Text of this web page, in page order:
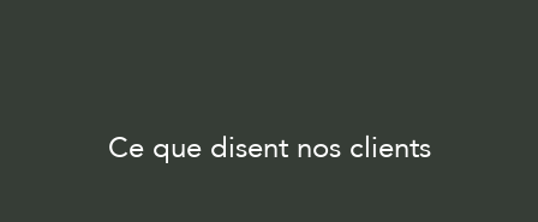
Ce que disent nos clients